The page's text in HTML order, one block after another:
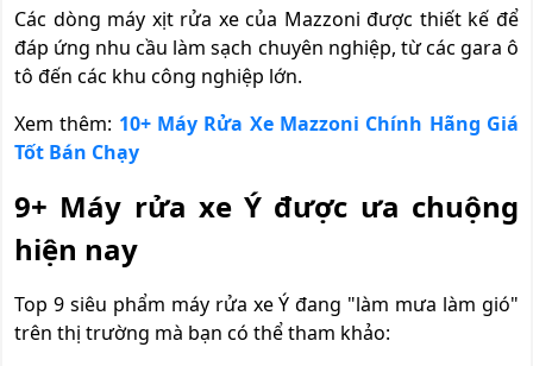
Các dòng máy xịt rửa xe của Mazzoni được thiết kế để
đáp ứng nhu cầu làm sạch chuyên nghiệp, từ các gara ô
tô đến các khu công nghiệp lớn.
Xem thêm: 10+ Máy Rửa Xe Mazzoni Chính Hãng Giá
Tốt Bán Chạy
9+ Máy rửa xe Ý được ưa chuộng
hiện nay
Top 9 siêu phẩm máy rửa xe Ý đang "làm mưa làm gió"
trên thị trường mà bạn có thể tham khảo: